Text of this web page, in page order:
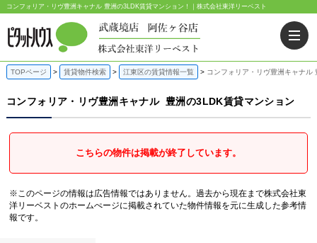
コンフォリア・リヴ豊洲キャナル 豊洲の3LDK賃貸マンション！｜株式会社東洋リーベスト
TOPページ 賃貸物件検索 江東区の賃貸情報一覧 コンフォリア・リヴ豊洲キャナル
コンフォリア・リヴ豊洲キャナル 豊洲の3LDK賃貸マンション
こちらの物件は掲載が終了しています。
※このページの情報は広告情報ではありません。過去から現在まで株式会社東
洋リーベストのホームぺージに掲載されていた物件情報を元に生成した参考情
報です。